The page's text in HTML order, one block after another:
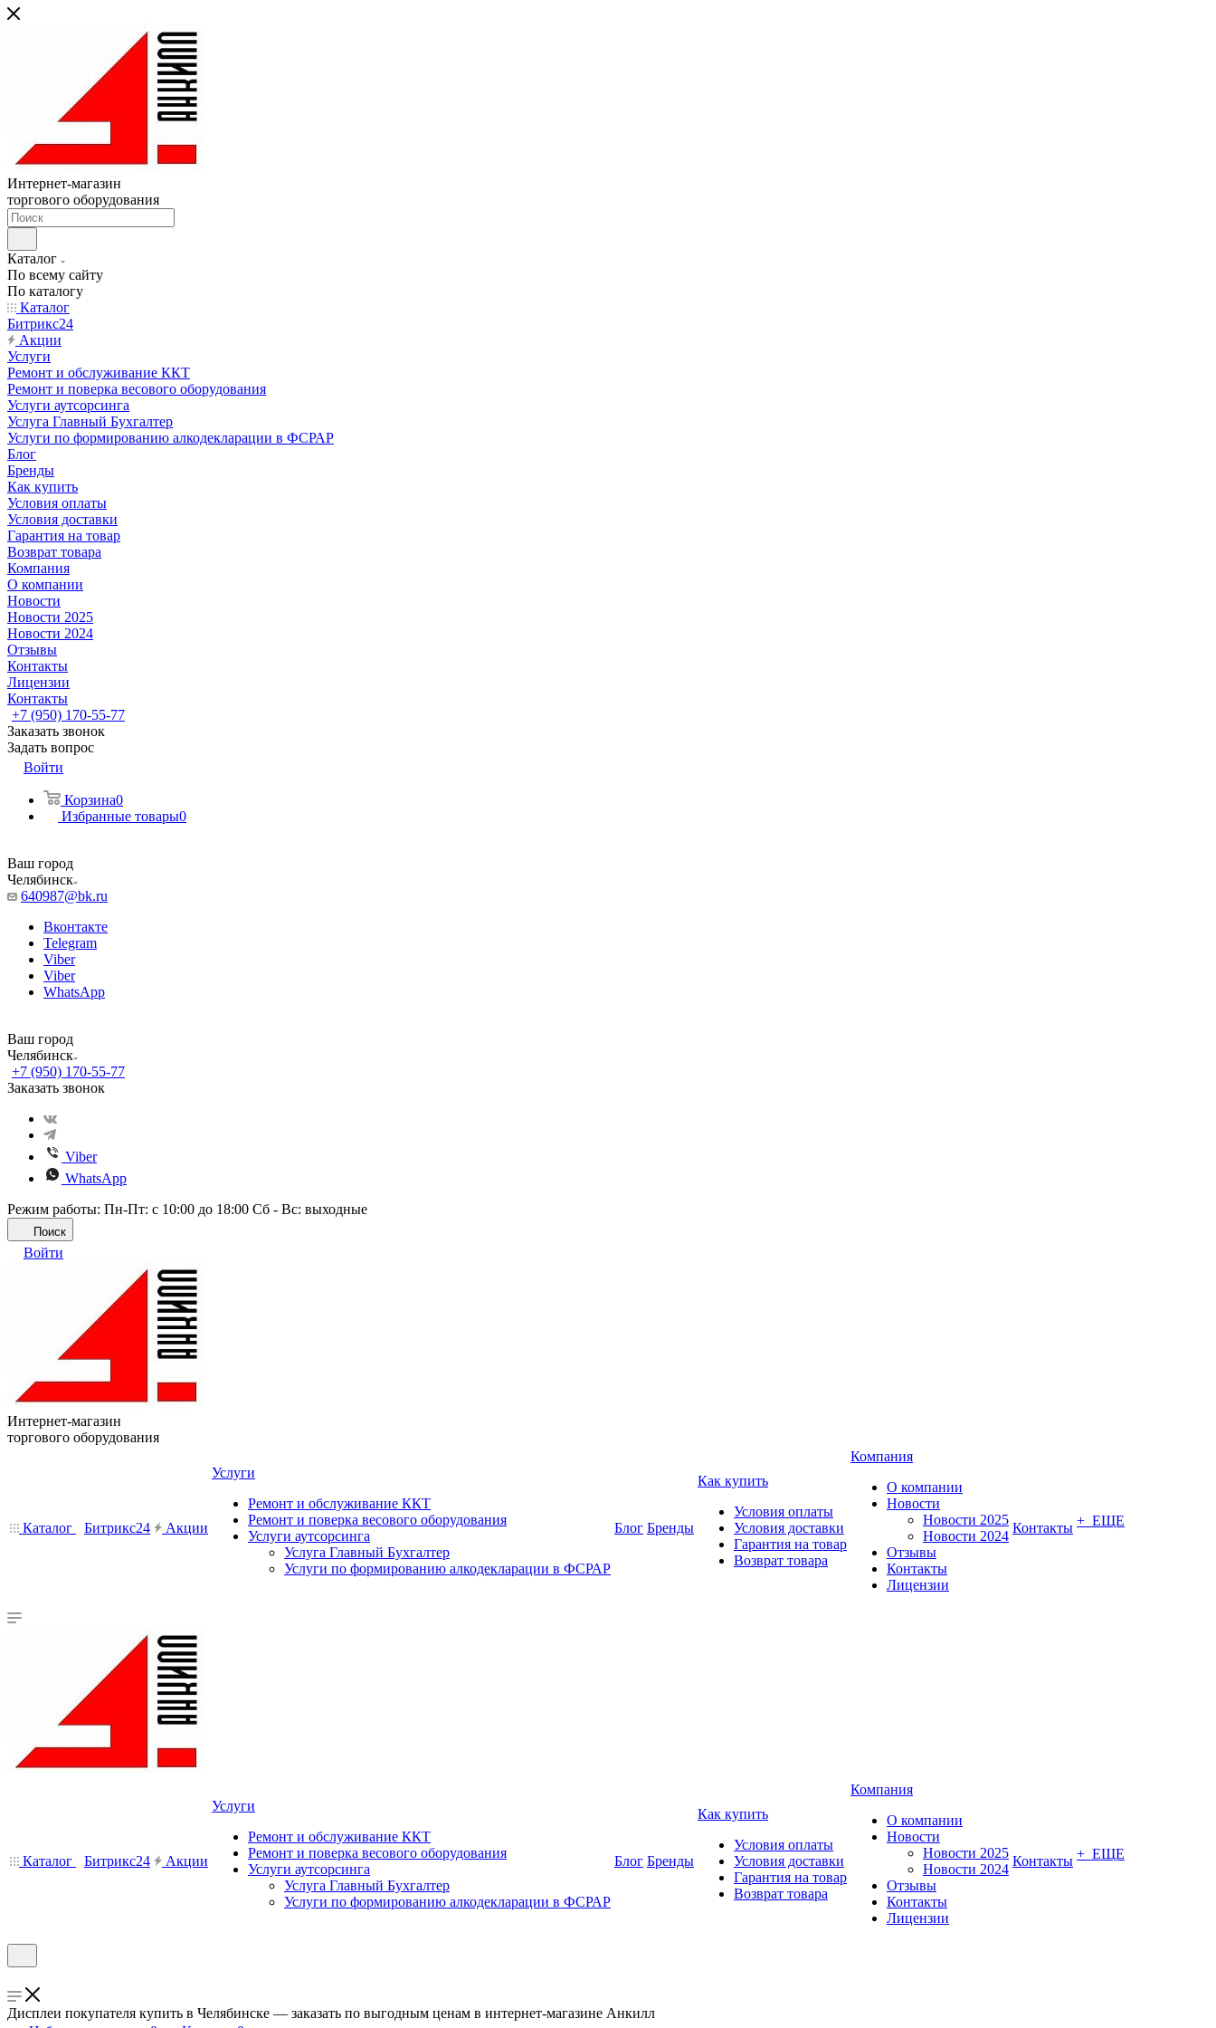
Интернет-магазин
торгового оборудования
Каталог
По всему сайту
По каталогу
Каталог
Битрикс24
Акции
Услуги
Ремонт и обслуживание ККТ
Ремонт и поверка весового оборудования
Услуги аутсорсинга
Услуга Главный Бухгалтер
Услуги по формированию алкодекларации в ФСРАР
Блог
Бренды
Как купить
Условия оплаты
Условия доставки
Гарантия на товар
Возврат товара
Компания
О компании
Новости
Новости 2025
Новости 2024
Отзывы
Контакты
Лицензии
Контакты
+7 (950) 170-55-77
Заказать звонок
Задать вопрос
Войти
Корзина0
Избранные товары0
Ваш город
Челябинск
640987@bk.ru
Вконтакте
Telegram
Viber
Viber
WhatsApp
Ваш город
Челябинск
+7 (950) 170-55-77
Заказать звонок
Viber
WhatsApp
Режим работы: Пн-Пт: с 10:00 до 18:00 Сб - Вс: выходные
Поиск
Войти
Интернет-магазин
торгового оборудования
Каталог Битрикс24 Акции
Услуги
Ремонт и обслуживание ККТ
Ремонт и поверка весового оборудования
Услуги аутсорсинга
Услуга Главный Бухгалтер
Услуги по формированию алкодекларации в ФСРАР
Блог Бренды
Как купить
Условия оплаты
Условия доставки
Гарантия на товар
Возврат товара
Компания
О компании
Новости
Новости 2025
Новости 2024
Отзывы
Контакты
Лицензии
Контакты + ЕЩЕ
Каталог Битрикс24 Акции
Услуги
Ремонт и обслуживание ККТ
Ремонт и поверка весового оборудования
Услуги аутсорсинга
Услуга Главный Бухгалтер
Услуги по формированию алкодекларации в ФСРАР
Блог Бренды
Как купить
Условия оплаты
Условия доставки
Гарантия на товар
Возврат товара
Компания
О компании
Новости
Новости 2025
Новости 2024
Отзывы
Контакты
Лицензии
Контакты + ЕЩЕ
Дисплеи покупателя купить в Челябинске — заказать по выгодным ценам в интернет-магазине Анкилл